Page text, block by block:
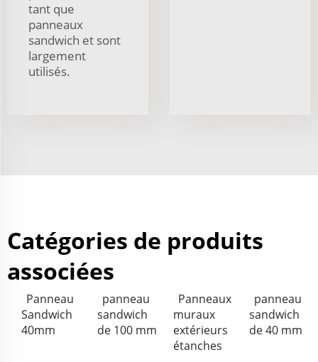
tant que
panneaux
sandwich et sont
largement
utilisés.
Catégories de produits
associées
Panneau
Sandwich
40mm
panneau
sandwich
de 100 mm
Panneaux
muraux
extérieurs
étanches
panneau
sandwich
de 40 mm